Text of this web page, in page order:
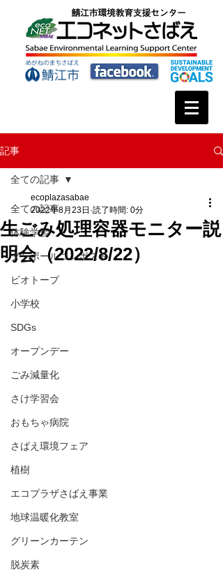
記事
全ての記事
体験学習
ダンボールコンポスト
ビオトープ
小学校
SDGs
オープンデー
ごみ減量化
さけ学習会
おもちゃ病院
さばえ環境フェア
植樹
エコプラザさばえ事業
地球温暖化教室
グリーンカーテン
脱炭素
全ての記事
生ごみ処理容器モニター説
明会（2022/8/22）
ecoplazasabae
2022年8月23日 読了時間: 0分